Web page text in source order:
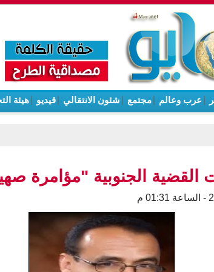
عرب وعالم مجتمع شئون الانتقالي قيديو هيئة
القضية الجنوبية "مؤامرة